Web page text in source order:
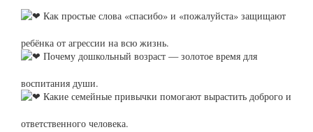
Как простые слова «спасибо» и «пожалуйста» защищают
ребёнка от агрессии на всю жизнь.
Почему дошкольный возраст — золотое время для
воспитания души.
Какие семейные привычки помогают вырастить доброго и
ответственного человека.